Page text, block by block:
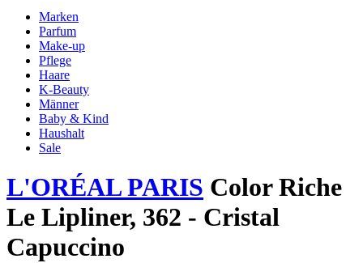
Marken
Parfum
Make-up
Pflege
Haare
K-Beauty
Männer
Baby & Kind
Haushalt
Sale
L'ORÉAL PARIS Color Riche
Le Lipliner, 362 - Cristal
Capuccino